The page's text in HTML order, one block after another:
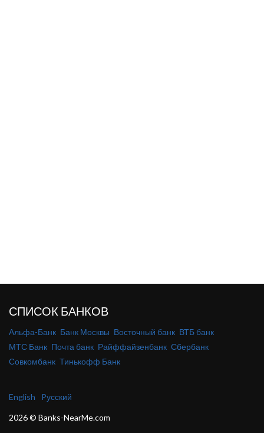
СПИСОК БАНКОВ
Альфа-Банк Банк Москвы Восточный банк ВТБ банк
МТС Банк Почта банк Райффайзенбанк Сбербанк
Совкомбанк Тинькофф Банк
English Pусский
2026 © Banks-NearMe.com